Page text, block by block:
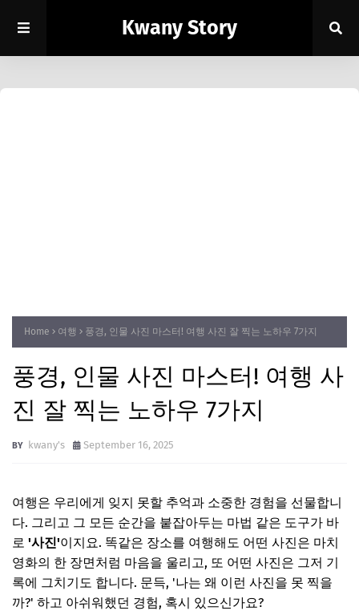
Kwany Story
Home 여행 풍경, 인물 사진 마스터! 여행 사진 잘 찍는 노하우 7가지
풍경, 인물 사진 마스터! 여행 사
진 잘 찍는 노하우 7가지
kwany's September 16, 2025
여행은 우리에게 잊지 못할 추억과 소중한 경험을 선물합니
다. 그리고 그 모든 순간을 붙잡아두는 마법 같은 도구가 바
로 '사진'이지요. 똑같은 장소를 여행해도 어떤 사진은 마치
영화의 한 장면처럼 마음을 울리고, 또 어떤 사진은 그저 기
록에 그치기도 합니다. 문득, '나는 왜 이런 사진을 못 찍을
까?' 하고 아쉬워했던 경험, 혹시 있으신가요?